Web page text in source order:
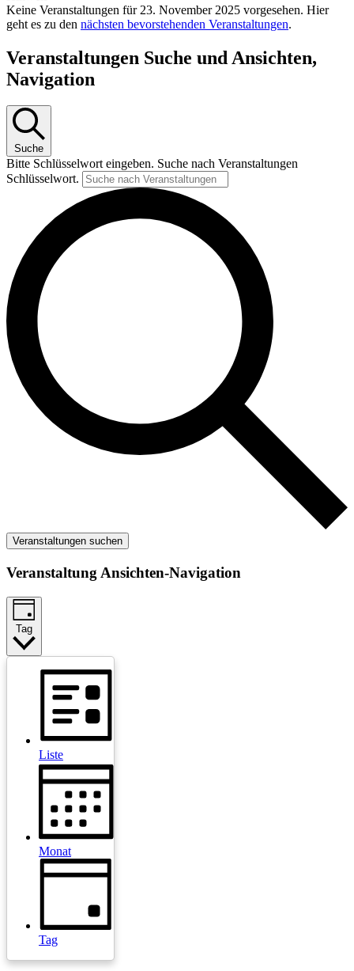
Keine Veranstaltungen für 23. November 2025 vorgesehen. Hier
geht es zu den nächsten bevorstehenden Veranstaltungen.
Veranstaltungen Suche und Ansichten,
Navigation
Suche
Bitte Schlüsselwort eingeben. Suche nach Veranstaltungen
Schlüsselwort.
Veranstaltungen suchen
Veranstaltung Ansichten-Navigation
Tag
Liste
Monat
Tag